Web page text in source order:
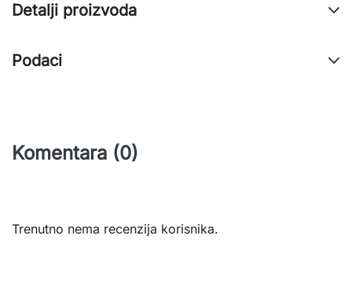
Detalji proizvoda
Podaci
Komentara (0)
Trenutno nema recenzija korisnika.